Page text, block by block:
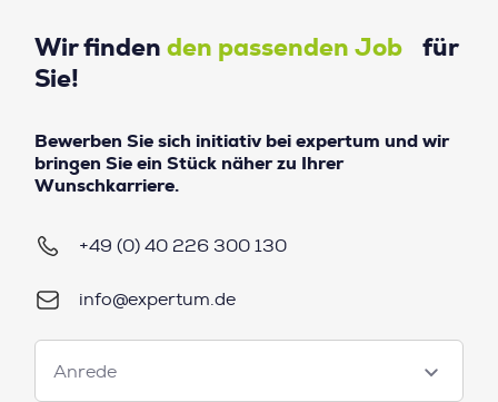
Wir finden den passenden Job für
Sie!
Bewerben Sie sich initiativ bei expertum und wir
bringen Sie ein Stück näher zu Ihrer
Wunschkarriere.
+49 (0) 40 226 300 130
info@expertum.de
Anrede
Anrede